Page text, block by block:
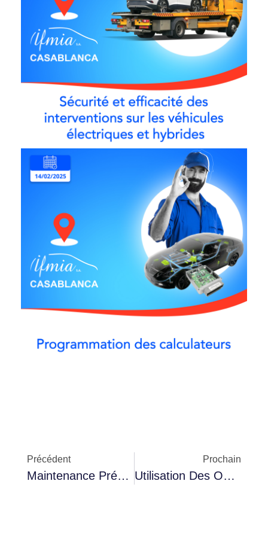
Précédent
Maintenance Préventive Des Boîtes De Vitesse Automatiques
Prochain
Utilisation Des Outils De Diagnostic Pour Véhicules Électriques Et Hybrides